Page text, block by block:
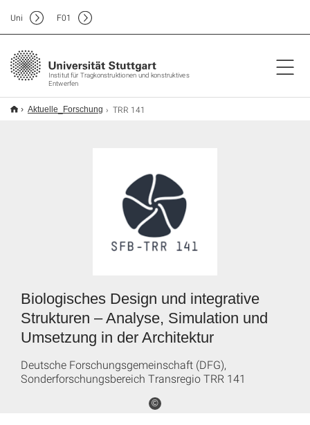
Institut für Tragkonstruktionen und konstruktives
Entwerfen
Uni F01
Aktuelle_Forschung TRR 141
©
Biologisches Design und integrative
Strukturen – Analyse, Simulation und
Umsetzung in der Architektur
Deutsche Forschungsgemeinschaft (DFG),
Sonderforschungsbereich Transregio TRR 141